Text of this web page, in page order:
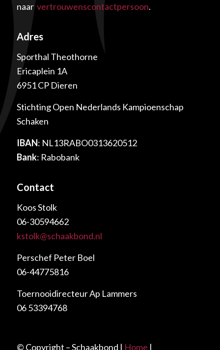
naarvertrouwenscontactpersoon.
Adres
Sporthal Theothorne
Ericaplein 1A
6951 CP Dieren
Stichting Open Nederlands Kampioenschap
Schaken
IBAN: NL13RABO0313620512
Bank: Rabobank
Contact
Koos Stolk
06-30594662
kstolk@schaakbond.nl
Perschef Peter Boel
06-44775816
Toernooidirecteur Ap Lammers
06 53394768
© Copyright – Schaakbond | Home |